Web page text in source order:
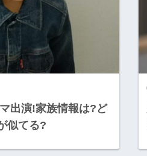
出演!家族情報は?ど
似てる?